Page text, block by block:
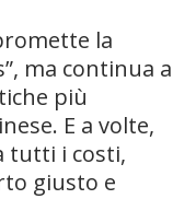
la
ma continua a
più
E a volte,
tutti i costi,
giusto e